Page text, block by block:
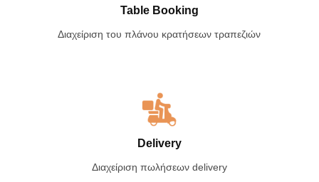
Table Booking
Διαχείριση του πλάνου κρατήσεων τραπεζιών
Delivery
Διαχείριση πωλήσεων delivery